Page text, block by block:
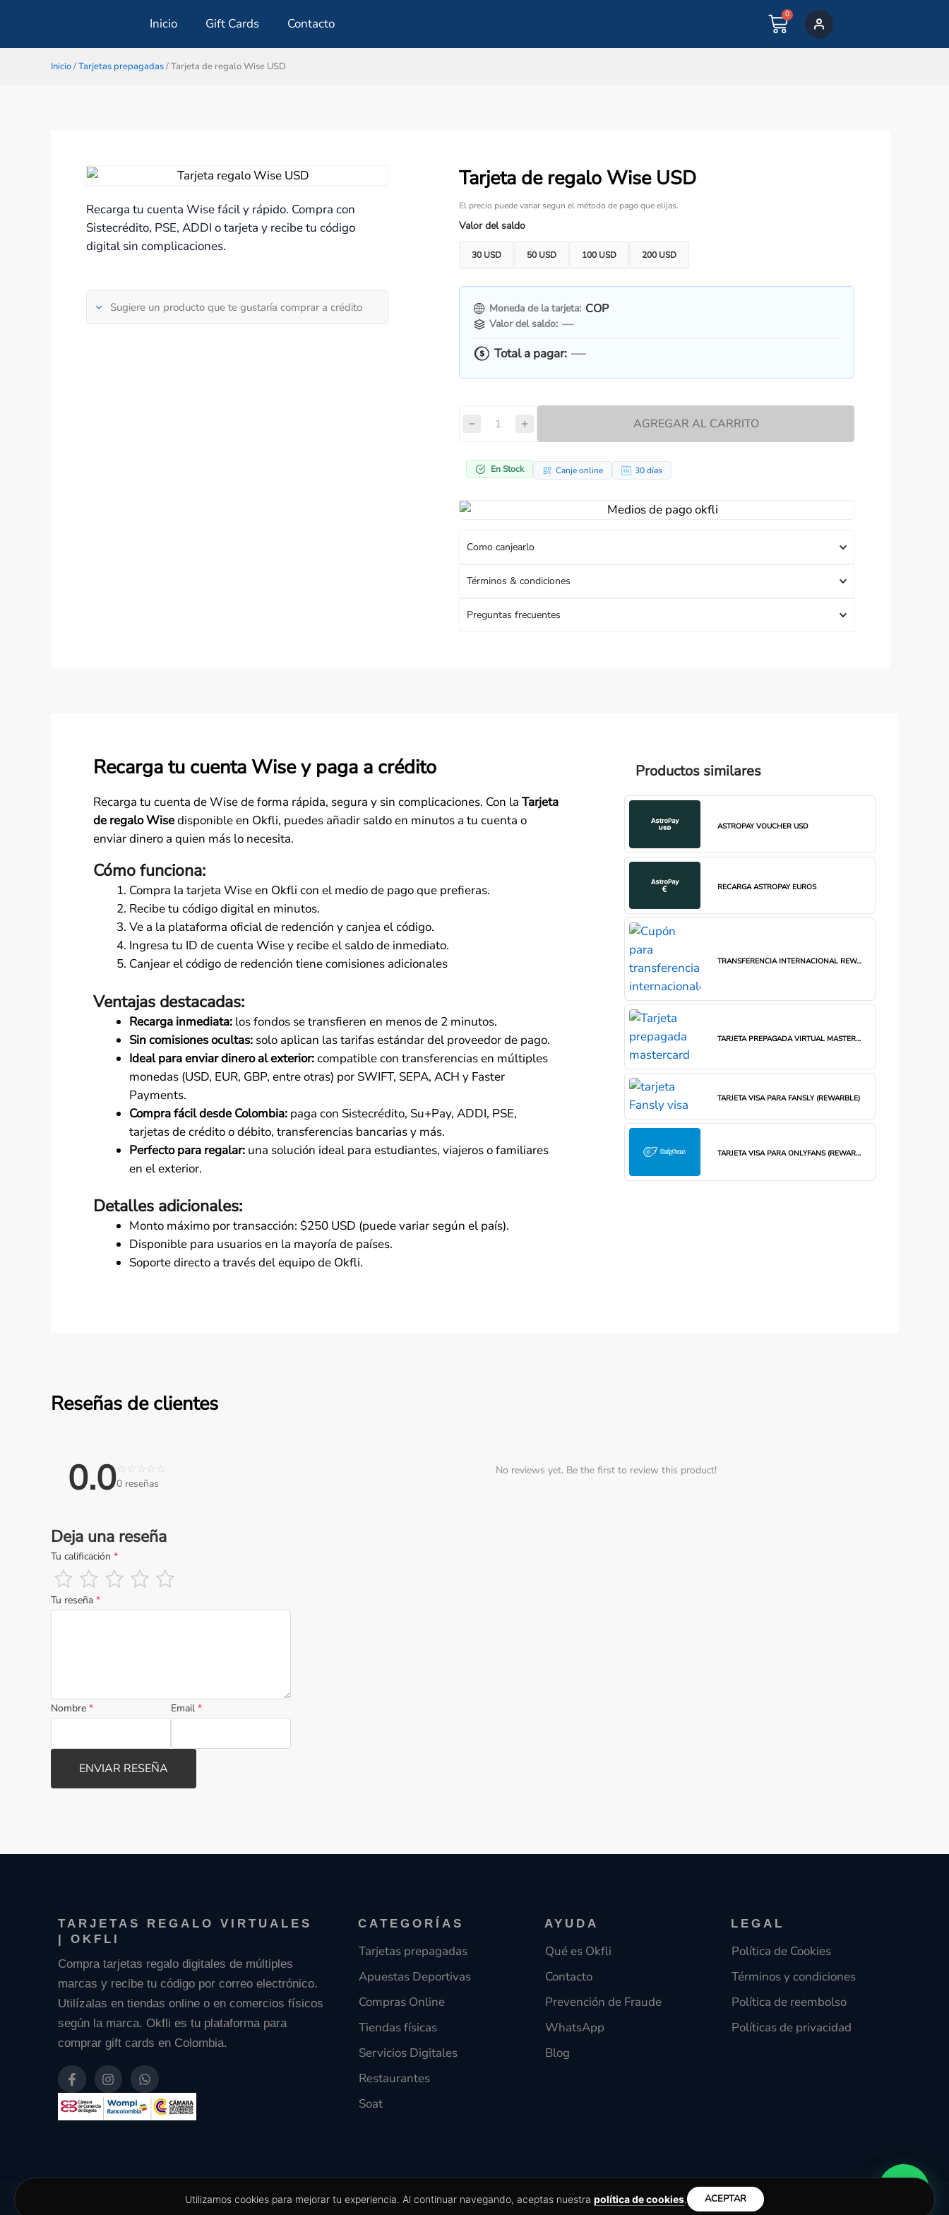
contenido
Inicio Gift Cards Contacto
0
CART
Inicio/Tarjetas prepagadas/ Tarjeta de regalo Wise USD
Recarga tu cuenta Wise fácil y rápido. Compra con
Sistecrédito, PSE, ADDI o tarjeta y recibe tu código
digital sin complicaciones.
Sugiere un producto que te gustaría comprar a crédito
Tarjeta de regalo Wise USD
El precio puede variar segun el método de pago que elijas.
Valor del saldo
30 USD 50 USD 100 USD 200 USD
Moneda de la tarjeta: COP
Valor del saldo: —
Total a pagar: —
− + AGREGAR AL CARRITO
En Stock Canje online 30 días
Como canjearlo
Términos & condiciones
Preguntas frecuentes
Recarga tu cuenta Wise y paga a crédito
Recarga tu cuenta de Wise de forma rápida, segura y sin complicaciones. Con la Tarjeta
de regalo Wisedisponible en Okfli, puedes añadir saldo en minutos a tu cuenta o
enviar dinero a quien más lo necesita.
Cómo funciona:
Compra la tarjeta Wise en Okfli con el medio de pago que prefieras.
Recibe tu código digital en minutos.
Ve a la plataforma oficial de redención y canjea el código.
Ingresa tu ID de cuenta Wise y recibe el saldo de inmediato.
Canjear el código de redención tiene comisiones adicionales
Ventajas destacadas:
Recarga inmediata: los fondos se transfieren en menos de 2 minutos.
Sin comisiones ocultas: solo aplican las tarifas estándar del proveedor de pago.
Ideal para enviar dinero al exterior:compatible con transferencias en múltiples
monedas (USD, EUR, GBP, entre otras) por SWIFT, SEPA, ACH y Faster
Payments.
Compra fácil desde Colombia: paga con Sistecrédito, Su+Pay, ADDI, PSE,
tarjetas de crédito o débito, transferencias bancarias y más.
Perfecto para regalar: una solución ideal para estudiantes, viajeros o familiares
en el exterior.
Detalles adicionales:
Monto máximo por transacción: $250 USD (puede variar según el país).
Disponible para usuarios en la mayoría de países.
Soporte directo a través del equipo de Okfli.
Productos similares
ASTROPAY VOUCHER USD
RECARGA ASTROPAY EUROS
TRANSFERENCIA INTERNACIONAL REWARBLE
TARJETA PREPAGADA VIRTUAL MASTERCARD (REWARBLE)
TARJETA VISA PARA FANSLY (REWARBLE)
TARJETA VISA PARA ONLYFANS (REWARBLE)
Reseñas de clientes
0.0☆ ☆ ☆ ☆ ☆
0 reseñas
Deja una reseña
Tu calificación *
Tu reseña *
Nombre * Email *
ENVIAR RESEÑA
No reviews yet. Be the first to review this product!
TARJETAS REGALO VIRTUALES
| OKFLI
Compra tarjetas regalo digitales de múltiples
marcas y recibe tu código por correo electrónico.
Utilízalas en tiendas online o en comercios físicos
según la marca. Okfli es tu plataforma para
comprar gift cards en Colombia.
F
a
c
e
b
I
n
s
t
a
W
h
a
t
s
CATEGORÍAS
Tarjetas prepagadas
Apuestas Deportivas
Compras Online
Tiendas físicas
Servicios Digitales
Restaurantes
Soat
AYUDA
Qué es Okfli
Contacto
Prevención de Fraude
WhatsApp
Blog
LEGAL
Política de Cookies
Términos y condiciones
Política de reembolso
Políticas de privacidad
Utilizamos cookies para mejorar tu experiencia. Al continuar navegando, aceptas nuestra política de cookies. ACEPTAR